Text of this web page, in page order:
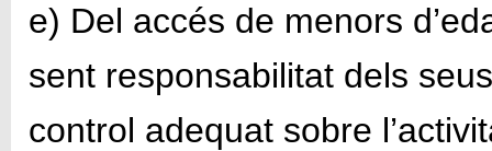
e) Del accés de menors
sent responsabilitat dels
control adequat sobre